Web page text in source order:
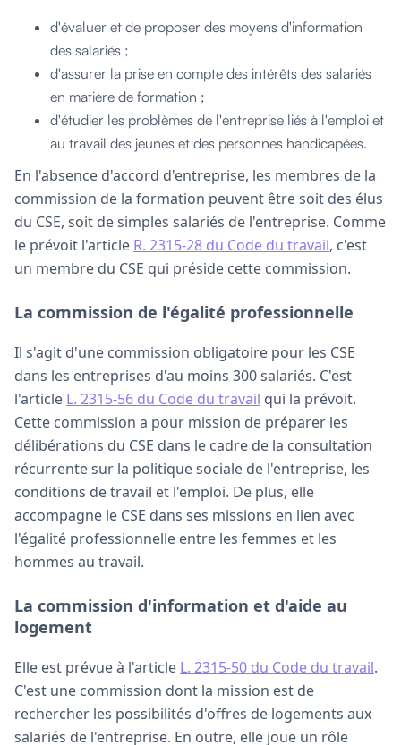
d'évaluer et de proposer des moyens d'information
des salariés ;
d'assurer la prise en compte des intérêts des salariés
en matière de formation ;
d'étudier les problèmes de l'entreprise liés à l'emploi et
au travail des jeunes et des personnes handicapées.
En l'absence d'accord d'entreprise, les membres de la
commission de la formation peuvent être soit des élus
du CSE, soit de simples salariés de l'entreprise. Comme
le prévoit l'article R. 2315-28 du Code du travail, c'est
un membre du CSE qui préside cette commission.
La commission de l'égalité professionnelle
Il s'agit d'une commission obligatoire pour les CSE
dans les entreprises d'au moins 300 salariés. C'est
l'article L. 2315-56 du Code du travail qui la prévoit.
Cette commission a pour mission de préparer les
délibérations du CSE dans le cadre de la consultation
récurrente sur la politique sociale de l'entreprise, les
conditions de travail et l'emploi. De plus, elle
accompagne le CSE dans ses missions en lien avec
l'égalité professionnelle entre les femmes et les
hommes au travail.
La commission d'information et d'aide au
logement
Elle est prévue à l'article L. 2315-50 du Code du travail.
C'est une commission dont la mission est de
rechercher les possibilités d'offres de logements aux
salariés de l'entreprise. En outre, elle joue un rôle